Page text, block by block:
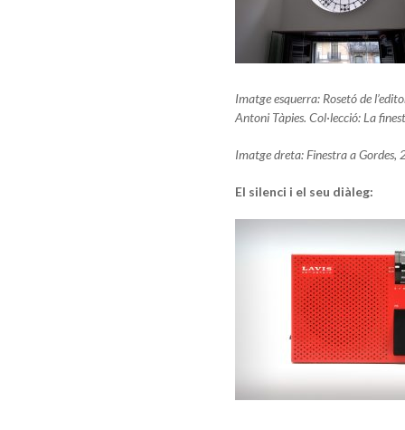
Imatge esquerra: Rosetó de
Antoni Tàpies. Col·lecció: La
Imatge dreta: Finestra a
El silenci i el seu diàleg: